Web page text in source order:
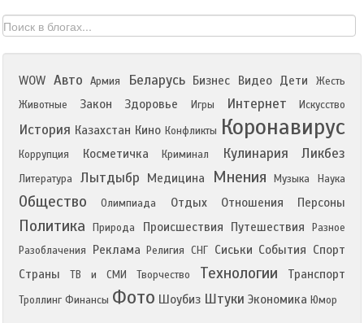
WOW Авто Армия Беларусь Бизнес Видео Дети
Жесть
Животные
Закон Здоровье Игры Интернет Искусство
История Казахстан Кино Конфликты Коронавирус
Коррупция Косметичка Криминал Кулинария Ликбез
Литература Лытдыбр Медицина Мнения Музыка Наука
Общество Олимпиада Отдых Отношения Персоны
Политика Природа Происшествия Путешествия
Разное
Разоблачения
Реклама Религия СНГ Сиськи События Спорт
Страны
ТВ и СМИ Творчество Технологии Транспорт
Троллинг Финансы Фото Шоубиз Штуки Экономика Юмор